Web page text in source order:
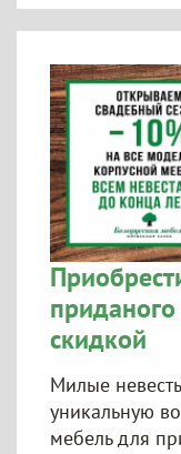
скидкой
Милые
уникальную
мебель для